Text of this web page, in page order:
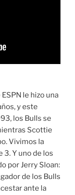
le hizo una
y este
los Bulls se
Scottie
Vivimos la
3. Y uno de los
por Jerry Sloan:
de los Bulls
ante la